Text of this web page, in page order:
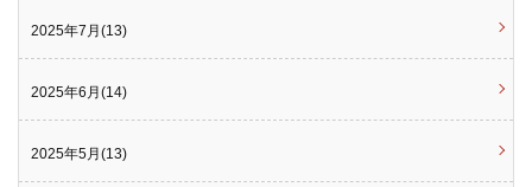
2025年7月(13)
2025年6月(14)
2025年5月(13)